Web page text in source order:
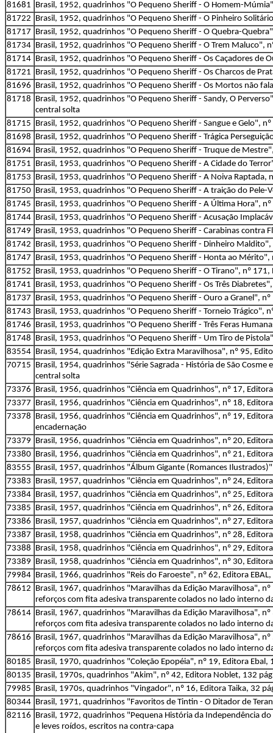
81681 Brasil, 1952, quadrinhos "O Pequeno Sheriff - O Homem-
81722 Brasil, 1952, quadrinhos "O Pequeno Sheriff - O Pinheiro
81717 Brasil, 1952, quadrinhos "O Pequeno Sheriff - O Quebra-
81734 Brasil, 1952, quadrinhos "O Pequeno Sheriff - O Trem Maluco",
81714 Brasil, 1952, quadrinhos "O Pequeno Sheriff - Os Caçadores de
81721 Brasil, 1952, quadrinhos "O Pequeno Sheriff - Os Charcos de
81696 Brasil, 1952, quadrinhos "O Pequeno Sheriff - Os Mortos não
81718 Brasil, 1952, quadrinhos "O Pequeno Sheriff - Sandy, O
central solta
81715 Brasil, 1952, quadrinhos "O Pequeno Sheriff - Sangue e Gelo",
81698 Brasil, 1952, quadrinhos "O Pequeno Sheriff - Trágica
81694 Brasil, 1952, quadrinhos "O Pequeno Sheriff - Truque de
81751 Brasil, 1953, quadrinhos "O Pequeno Sheriff - A Cidade do
81753 Brasil, 1953, quadrinhos "O Pequeno Sheriff - A Noiva Raptada,
81750 Brasil, 1953, quadrinhos "O Pequeno Sheriff - A traição do Pele-
81745 Brasil, 1953, quadrinhos "O Pequeno Sheriff - A Última Hora",
81744 Brasil, 1953, quadrinhos "O Pequeno Sheriff - Acusação
81749 Brasil, 1953, quadrinhos "O Pequeno Sheriff - Carabinas contra
81742 Brasil, 1953, quadrinhos "O Pequeno Sheriff - Dinheiro
81747 Brasil, 1953, quadrinhos "O Pequeno Sheriff - Honta ao Mérito",
81752 Brasil, 1953, quadrinhos "O Pequeno Sheriff - O Tirano", nº 171,
81741 Brasil, 1953, quadrinhos "O Pequeno Sheriff - Os Três
81737 Brasil, 1953, quadrinhos "O Pequeno Sheriff - Ouro a Granel",
81743 Brasil, 1953, quadrinhos "O Pequeno Sheriff - Torneio Trágico",
81746 Brasil, 1953, quadrinhos "O Pequeno Sheriff - Três Feras
81748 Brasil, 1953, quadrinhos "O Pequeno Sheriff - Um Tiro de
83554 Brasil, 1954, quadrinhos "Edição Extra Maravilhosa", nº 95,
70715 Brasil, 1954, quadrinhos "Série Sagrada - História de São
central solta
73376 Brasil, 1956, quadrinhos "Ciência em Quadrinhos", nº 17,
73377 Brasil, 1956, quadrinhos "Ciência em Quadrinhos", nº 18,
73378 Brasil, 1956, quadrinhos "Ciência em Quadrinhos", nº 19,
encadernação
73379 Brasil, 1956, quadrinhos "Ciência em Quadrinhos", nº 20,
73380 Brasil, 1956, quadrinhos "Ciência em Quadrinhos", nº 21,
83555 Brasil, 1957, quadrinhos "Álbum Gigante (Romances
73383 Brasil, 1957, quadrinhos "Ciência em Quadrinhos", nº 24,
73384 Brasil, 1957, quadrinhos "Ciência em Quadrinhos", nº 25,
73385 Brasil, 1957, quadrinhos "Ciência em Quadrinhos", nº 26,
73386 Brasil, 1957, quadrinhos "Ciência em Quadrinhos", nº 27,
73387 Brasil, 1958, quadrinhos "Ciência em Quadrinhos", nº 28,
73388 Brasil, 1958, quadrinhos "Ciência em Quadrinhos", nº 29,
73389 Brasil, 1958, quadrinhos "Ciência em Quadrinhos", nº 30,
79984 Brasil, 1966, quadrinhos "Reis do Faroeste", nº 62, Editora
78612 Brasil, 1967, quadrinhos "Maravilhas da Edição Maravilhosa",
reforços com fita adesiva transparente colados no lado interno
78614 Brasil, 1967, quadrinhos "Maravilhas da Edição Maravilhosa",
reforços com fita adesiva transparente colados no lado interno
78616 Brasil, 1967, quadrinhos "Maravilhas da Edição Maravilhosa",
reforços com fita adesiva transparente colados no lado interno
80185 Brasil, 1970, quadrinhos "Coleção Epopéia", nº 19, Editora Ebal,
80135 Brasil, 1970s, quadrinhos "Akim", nº 42, Editora Noblet, 132
79985 Brasil, 1970s, quadrinhos "Vingador", nº 16, Editora Taika, 32
80344 Brasil, 1971, quadrinhos "Favoritos de Tintin - O Ditador de
82116 Brasil, 1972, quadrinhos "Pequena História da Independência
e leves roídos, escritos na contra-capa